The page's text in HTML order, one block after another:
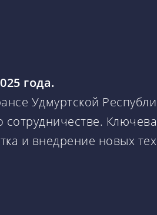
года.
Удмуртской
и внедрение новых